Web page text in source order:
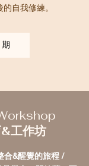
自我修練。
工作坊
合&醒覺的旅程 /